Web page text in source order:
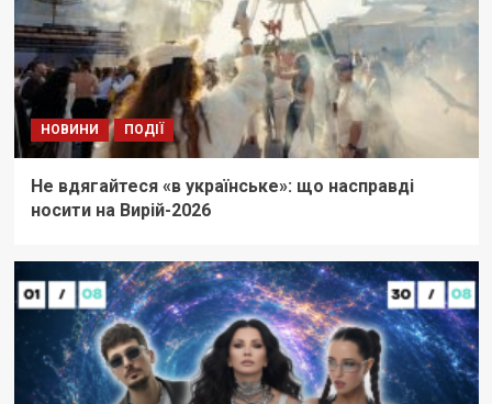
НОВИНИ ПОДІЇ
Не вдягайтеся «в українське»: що насправді
носити на Вирій-2026